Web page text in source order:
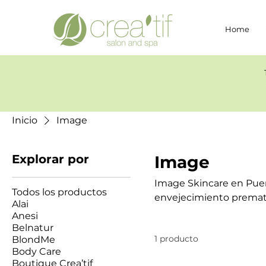
Home
Inicio Image
Explorar por
Todos los productos
Alai
Anesi
Belnatur
BlondMe
Body Care
Boutique Crea’tif
Image
Image Skincare en
envejecimiento
Un truco esencial es
1 producto